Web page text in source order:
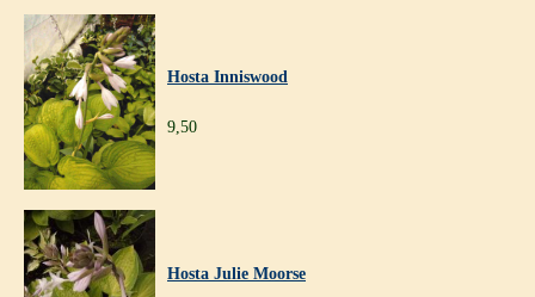
Hosta Inniswood
9,50
Hosta Julie Moorse